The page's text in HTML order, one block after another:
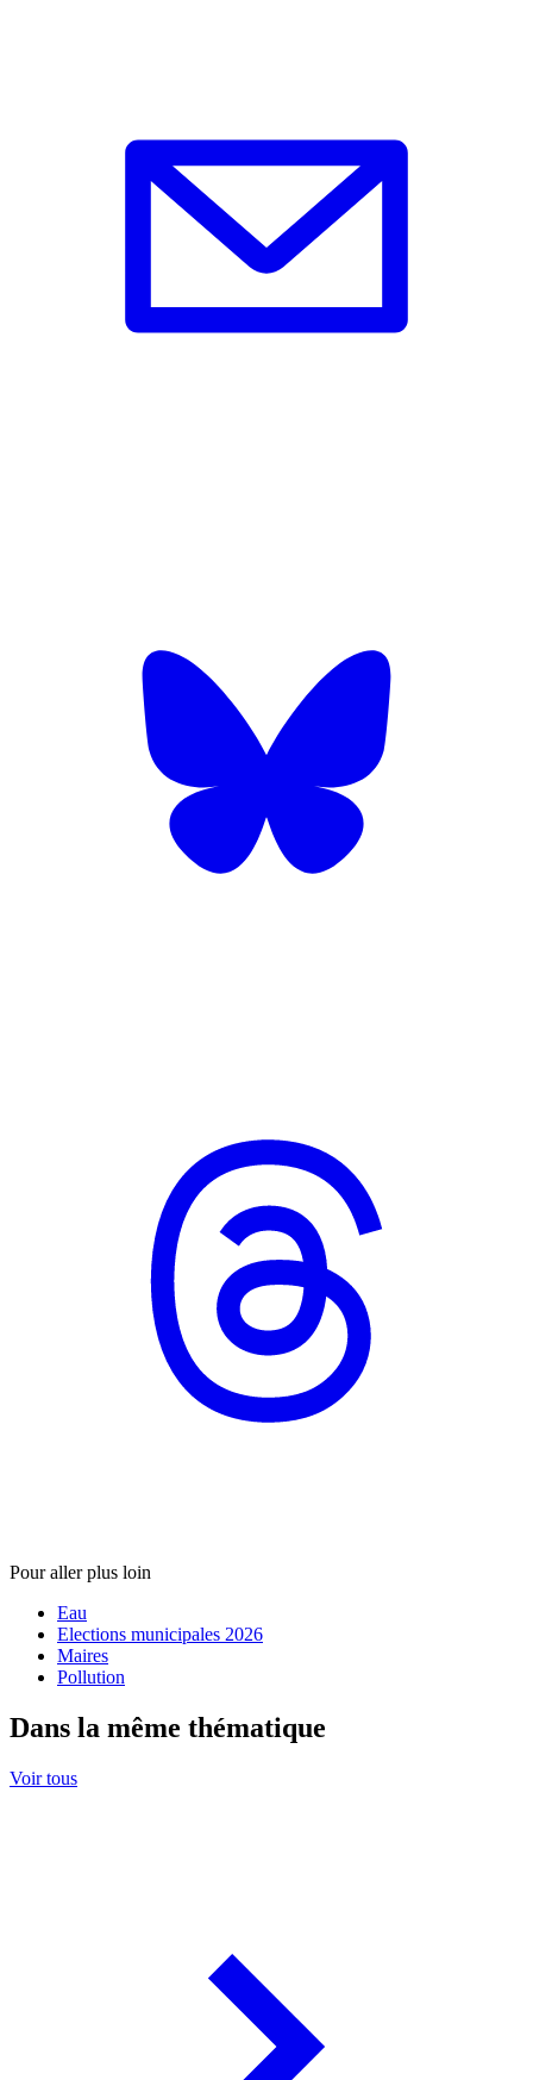
Pour aller plus loin
Eau
Elections municipales 2026
Maires
Pollution
Dans la même thématique
Voir tous